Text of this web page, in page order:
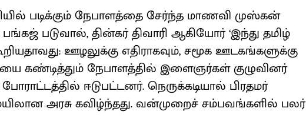
படிக்கும் நேபாளத்தை சேர்ந்த மாணவி முஸ்கன்
படுவால், தின்கர் திவாரி ஆகியோர் ‘இந்து தமிழ்
ஊழலுக்கு எதிராகவும், சமூக ஊடகங்களுக்கு
கண்டித்தும் நேபாளத்தில் இளைஞர்கள் குழுவினர்
ஈடுபட்டனர். நெருக்கடியால் பிரதமர்
அரசு கவிழ்ந்தது. வன்முறைச் சம்பவங்களில் பலர்